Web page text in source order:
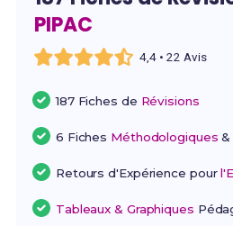
PIPAC
4,4 • 22 Avis
187 Fiches de Révisions
6 Fiches Méthodologiques
Retours d'Expérience pour
Tableaux & Graphiques